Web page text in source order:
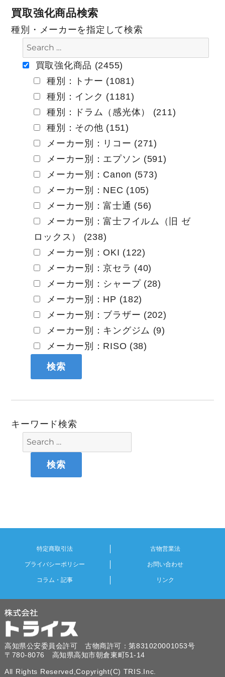
ビ
ー
買取強化商品検索
種別・メーカーを指定して検索
買取強化商品 (2455)
種別：トナー (1081)
種別：インク (1181)
種別：ドラム（感光体） (211)
種別：その他 (151)
メーカー別：リコー (271)
メーカー別：エプソン (591)
メーカー別：Canon (573)
メーカー別：NEC (105)
メーカー別：富士通 (56)
メーカー別：富士フイルム（旧 ゼ
ロックス） (238)
メーカー別：OKI (122)
メーカー別：京セラ (40)
メーカー別：シャープ (28)
メーカー別：HP (182)
メーカー別：ブラザー (202)
メーカー別：キングジム (9)
メーカー別：RISO (38)
キーワード検索
特定商取引法 古物営業法
プライバシーポリシー お問い合わせ
コラム・記事 リンク
高知県公安委員会許可 古物商許可：第831020001053号
〒780-8076 高知県高知市朝倉東町51-14
All Rights Reserved,Copyright(C) TRIS.Inc.